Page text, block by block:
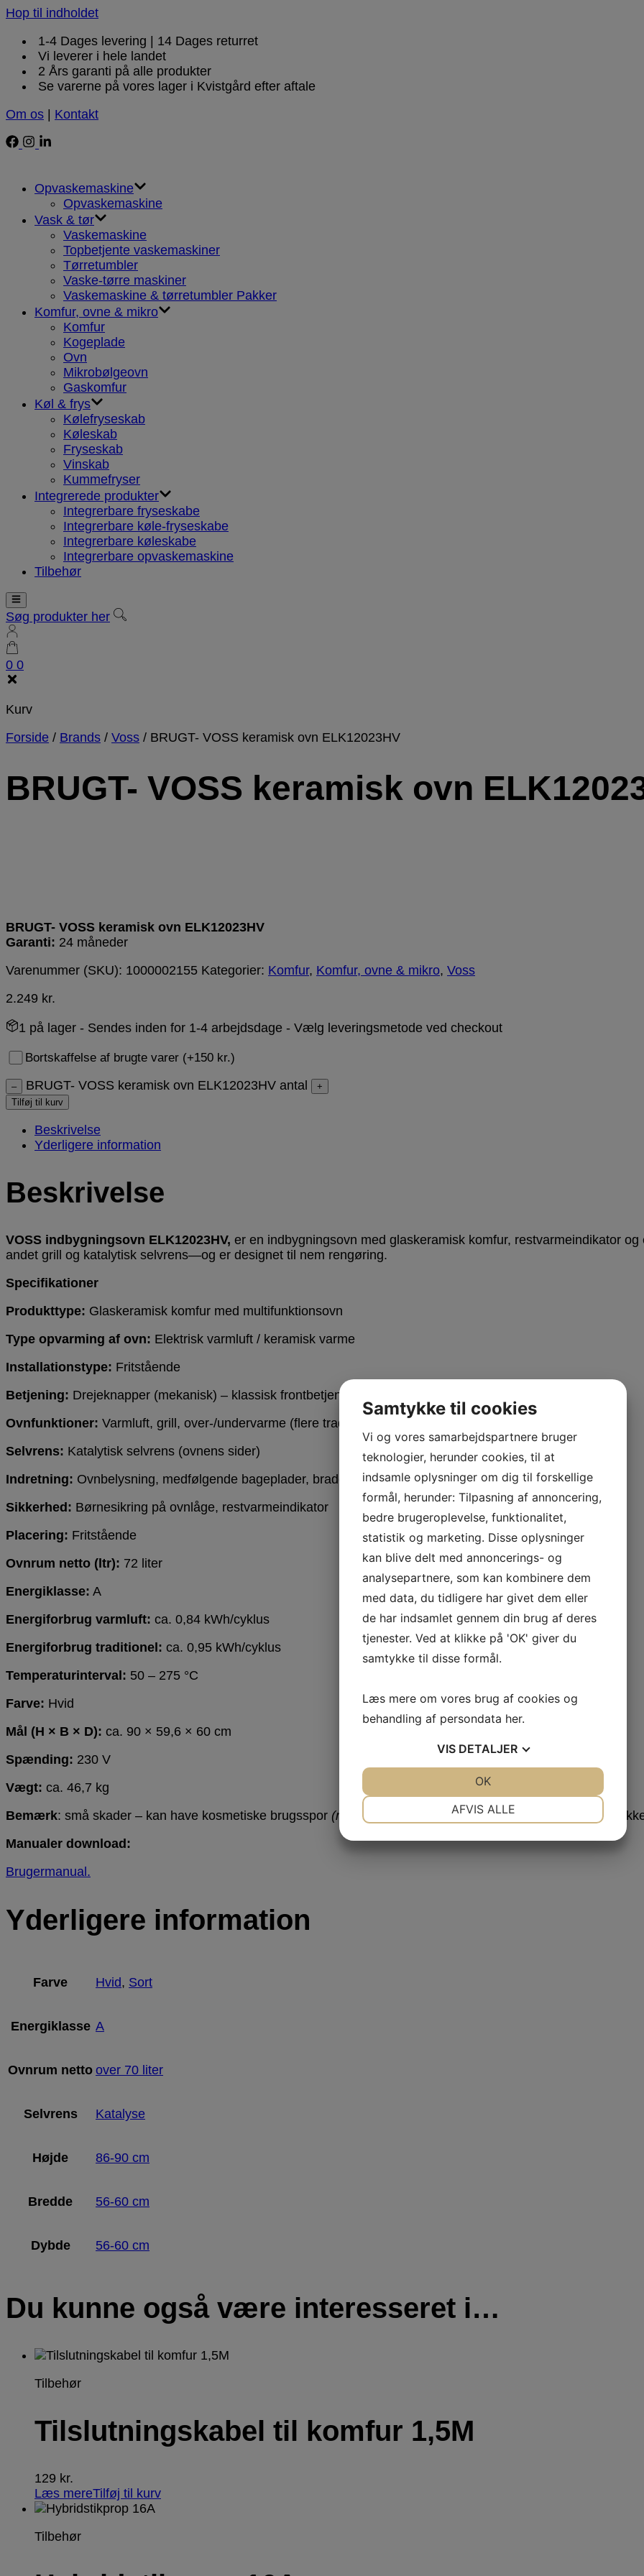
Hop til indholdet
1-4 Dages levering | 14 Dages returret
Vi leverer i hele landet
2 Års garanti på alle produkter
Se varerne på vores lager i Kvistgård efter aftale
Om os
Kontakt
Opvaskemaskine
Opvaskemaskine
Vask & tør
Vaskemaskine
Topbetjente vaskemaskiner
Tørretumbler
Vaske-tørre maskiner
Vaskemaskine & tørretumbler Pakker
Komfur, ovne & mikro
Komfur
Kogeplade
Ovn
Mikrobølgeovn
Gaskomfur
Køl & frys
Kølefryseskab
Køleskab
Fryseskab
Vinskab
Kummefryser
Integrerede produkter
Integrerbare fryseskabe
Integrerbare køle-fryseskabe
Integrerbare køleskabe
Integrerbare opvaskemaskine
Tilbehør
Søg produkter her
0 0
Kurv
Forside / Brands / Voss / BRUGT- VOSS keramisk ovn ELK12023HV
BRUGT- VOSS keramisk ovn
BRUGT- VOSS keramisk ovn ELK12023HV
Garanti: 24 måneder
Varenummer (SKU): 1000002155 Kategorier: Komfur, Komfur, ovne & mikro, Voss
2.249 kr.
1 på lager - Sendes inden for 1-4 arbejdsdage - Vælg leveringsmetode ved checkout
Bortskaffelse af brugte varer (+150 kr.)
– BRUGT- VOSS keramisk ovn ELK12023HV antal
+
Tilføj til kurv
Beskrivelse
Yderligere information
Beskrivelse
VOSS indbygningsovn ELK12023HV, er en indbygningsovn med glaskeramisk komfur, restvarmeindikator
andet grill og katalytisk selvrens—og er designet til nem rengøring.
Specifikationer
Produkttype: Glaskeramisk komfur med multifunktionsovn
Type opvarming af ovn: Elektrisk varmluft / keramisk varme
Installationstype: Fritstående
Betjening: Drejeknapper (mekanisk) – klassisk frontbetjening
Ovnfunktioner: Varmluft, grill, over-/undervarme (flere traditionelle ovnfunktioner)
Selvrens: Katalytisk selvrens (ovnens sider)
Indretning: Ovnbelysning, medfølgende bageplader, bradepande og rist (standard tilbehør)
Sikkerhed: Børnesikring på ovnlåge, restvarmeindikator
Placering: Fritstående
Ovnrum netto (ltr): 72 liter
Energiklasse: A
Energiforbrug varmluft: ca. 0,84 kWh/cyklus
Energiforbrug traditionel: ca. 0,95 kWh/cyklus
Temperaturinterval: 50 – 275 °C
Farve: Hvid
Mål (H × B × D): ca. 90 × 59,6 × 60 cm
Spænding: 230 V
Vægt: ca. 46,7 kg
Bemærk: små skader – kan have kosmetiske brugsspor (ridser, små buler el. mærker)se billeder – leveres
Manualer download:
Brugermanual.
Yderligere information
Farve Hvid, Sort
Energiklasse A
Ovnrum netto over 70 liter
Selvrens Katalyse
Højde 86-90 cm
Bredde 56-60 cm
Dybde 56-60 cm
Du kunne også være interesseret i…
Tilbehør
Tilslutningskabel til komfur 1,5M
129 kr.
Læs mereTilføj til kurv
Tilbehør
Samtykke til cookies
Vi og vores samarbejdspartnere bruger
teknologier, herunder cookies, til at
indsamle oplysninger om dig til forskellige
formål, herunder: Tilpasning af annoncering,
bedre brugeroplevelse, funktionalitet,
statistik og marketing. Disse oplysninger
kan blive delt med annoncerings- og
analysepartnere, som kan kombinere dem
med data, du tidligere har givet dem eller
de har indsamlet gennem din brug af deres
tjenester. Ved at klikke på 'OK' giver du
samtykke til disse formål.
Læs mere om vores brug af cookies og
behandling af persondata her.
VIS DETALJER
AFVIS ALLE
OK